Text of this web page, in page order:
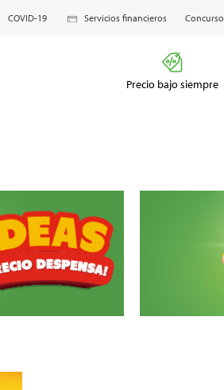
COVID-19 Servicios financieros
Precio bajo siempre